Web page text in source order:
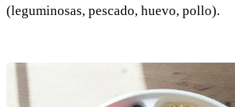
(leguminosas, pescado, huevo, pollo).